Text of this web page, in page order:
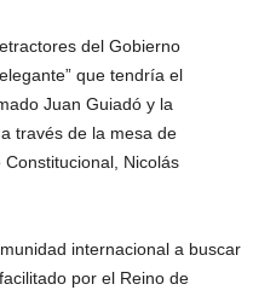
del Gobierno
que tendría el
Juan Guiadó y la
través de la mesa de
Nicolás
internacional a buscar
por el Reino de